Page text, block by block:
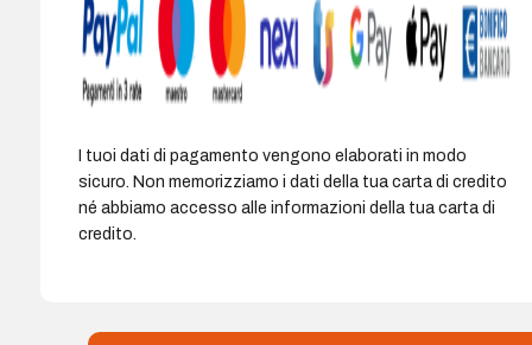
I tuoi dati di pagamento vengono elaborati in modo
sicuro. Non memorizziamo i dati della tua carta di credito
né abbiamo accesso alle informazioni della tua carta di
credito.